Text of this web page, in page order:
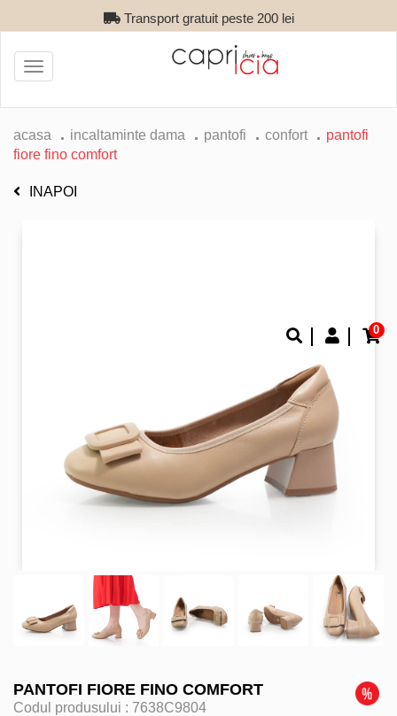
Transport gratuit peste 200 lei
0
Toggle
navigation
acasa incaltaminte dama pantofi confort
pantofi
fiore fino comfort
INAPOI
PANTOFI FIORE FINO COMFORT
Codul produsului : 7638C9804